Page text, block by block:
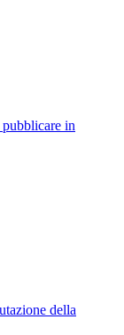
in
della